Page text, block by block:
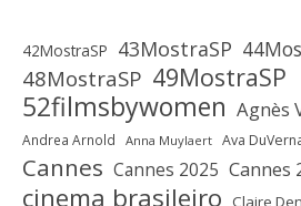
42MostraSP 43MostraSP
48MostraSP 49MostraSP
52filmsbywomen Agnès
Andrea Arnold Anna Muylaert Ava
Cannes Cannes 2025 Cannes
cinema brasileiro Claire